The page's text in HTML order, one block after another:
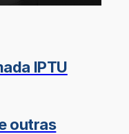
IPTU
outras